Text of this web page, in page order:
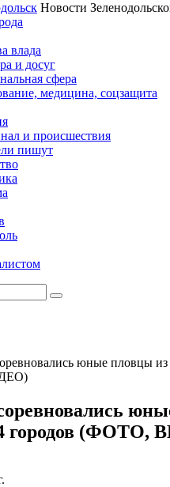
Новости
влада
и досуг
сфера
медицина, соцзащита
и происшествия
пишут
юные пловцы из
городов (ФОТО,